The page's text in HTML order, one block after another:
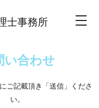
士事務所
い合わせ
ご記載頂き「送信」くださ
い。